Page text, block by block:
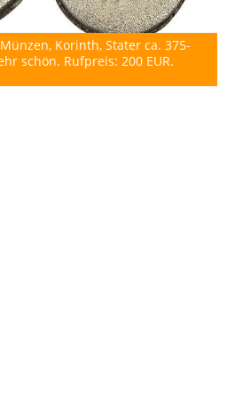
Korinth, Stater ca. 375-
schön. Rufpreis: 200 EUR.